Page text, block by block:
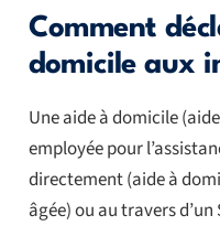
Comment
domicile aux
Une aide à domicile
employée pour
directement (aide à
âgée) ou au travers d’un